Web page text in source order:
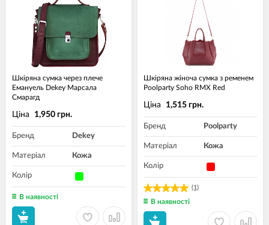
Шкіряна сумка через плече
Емануель Dekey Марсала
Смарагд
Ціна 1,950 грн.
Бренд Dekey
Матеріал Кожа
Колір
В наявності
Шкіряна жіноча сумка з ременем
Poolparty Soho RMX Red
(1)
Ціна 1,515 грн.
Бренд Poolparty
Матеріал Кожа
Колір
В наявності